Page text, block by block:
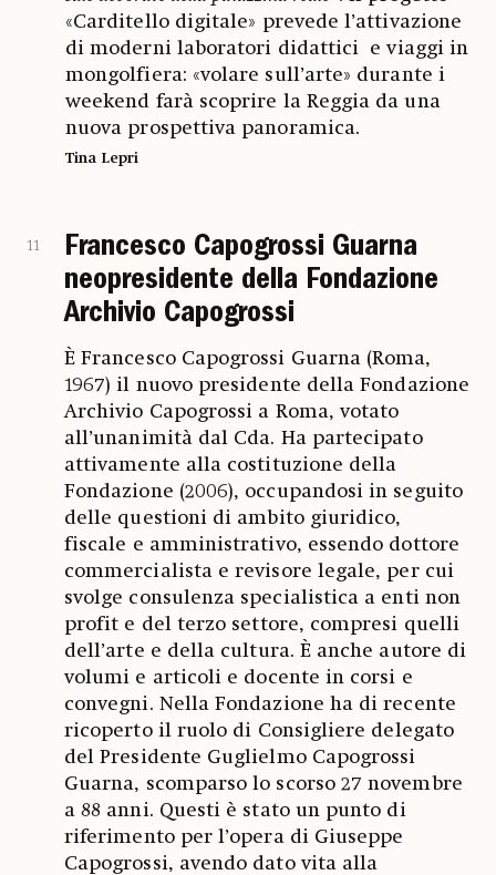
«Carditello digitale» prevede l’attivazione
di moderni laboratori didattici e viaggi in
mongolfiera: «volare sull’arte» durante i
weekend farà scoprire la Reggia da una
nuova prospettiva panoramica.
Tina Lepri
11
Francesco Capogrossi Guarna
neopresidente della Fondazione
Archivio Capogrossi
È Francesco Capogrossi Guarna (Roma,
1967) il nuovo presidente della Fondazione
Archivio Capogrossi a Roma, votato
all’unanimità dal Cda. Ha partecipato
attivamente alla costituzione della
Fondazione (2006), occupandosi in seguito
delle questioni di ambito giuridico,
fiscale e amministrativo, essendo dottore
commercialista e revisore legale, per cui
svolge consulenza specialistica a enti non
profit e del terzo settore, compresi quelli
dell’arte e della cultura. È anche autore di
volumi e articoli e docente in corsi e
convegni. Nella Fondazione ha di recente
ricoperto il ruolo di Consigliere delegato
del Presidente Guglielmo Capogrossi
Guarna, scomparso lo scorso 27 novembre
a 88 anni. Questi è stato un punto di
riferimento per l’opera di Giuseppe
Capogrossi, avendo dato vita alla